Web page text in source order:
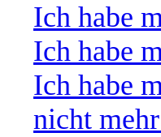
Ich habe
Ich habe
Ich habe
nicht